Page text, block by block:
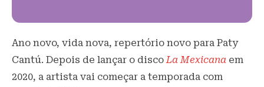
Ano novo, vida nova, repertório novo para Paty
Cantú. Depois de lançar o disco La Mexicana em
2020, a artista vai começar a temporada com